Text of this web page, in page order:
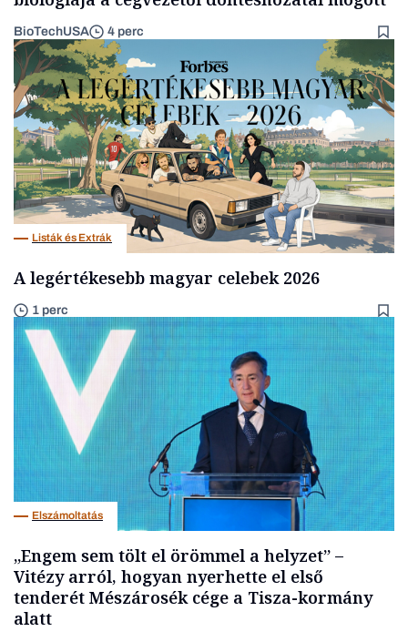
BioTechUSA 4 perc
Listák és Extrák
A legértékesebb magyar celebek 2026
1 perc
Elszámoltatás
„Engem sem tölt el örömmel a helyzet” –
Vitézy arról, hogyan nyerhette el első
tenderét Mészárosék cége a Tisza-kormány
alatt